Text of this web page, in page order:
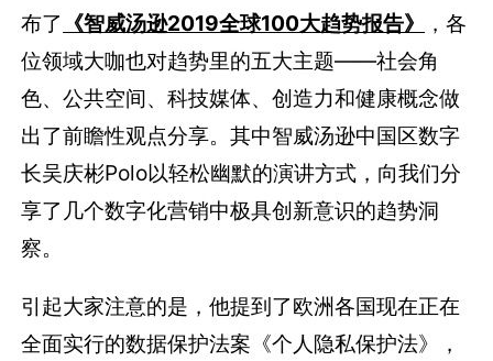
布了 《智威汤逊2019全球100大趋势报告》
，各
位领域大咖也对趋势里的五大主题——社会角
色、公共空间、科技媒体、创造力和健康概念做
出了前瞻性观点分享。其中智威汤逊中国区数字
长吴庆彬Polo以轻松幽默的演讲方式，向我们分
享了几个数字化营销中极具创新意识的趋势洞
察。
引起大家注意的是，他提到了欧洲各国现在正在
全面实行的数据保护法案《个人隐私保护法》，